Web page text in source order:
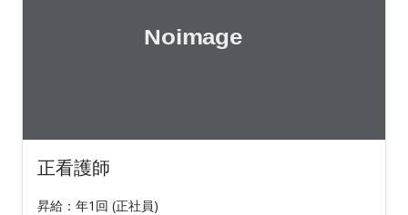
正看護師
昇給：年1回 (正社員)